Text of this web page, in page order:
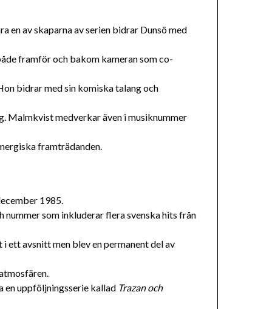
en av skaparna av serien bidrar Dunsö med
framför och bakom kameran som co-
bidrar med sin komiska talang och
Malmkvist medverkar även i musiknummer
framträdanden.
1985.
som inkluderar flera svenska hits från
ett avsnitt men blev en permanent del av
en uppföljningsserie kallad Trazan och